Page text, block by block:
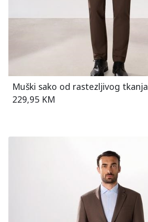
Muški sako od rastezljivog tkanja
229,95 KM